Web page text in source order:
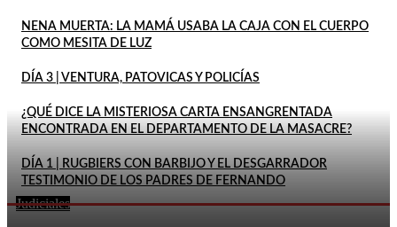
NENA MUERTA: LA MAMÁ USABA LA CAJA CON EL CUERPO
COMO MESITA DE LUZ
DÍA 3 | VENTURA, PATOVICAS Y POLICÍAS
¿QUÉ DICE LA MISTERIOSA CARTA ENSANGRENTADA
ENCONTRADA EN EL DEPARTAMENTO DE LA MASACRE?
DÍA 1 | RUGBIERS CON BARBIJO Y EL DESGARRADOR
TESTIMONIO DE LOS PADRES DE FERNANDO
Judiciales